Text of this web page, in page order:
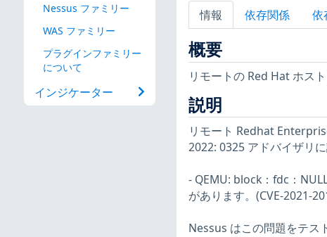
Nessus ファミリー
WAS ファミリー
プラグインファミリー
について
インジケーター
情報 依存関係 依
概要
リモートの Red Hat ホス
説明
リモート Redhat
2022: 0325 アドバイザリ
- QEMU: block：fdc：
があります。(CVE-2021-
Nessus はこの問題をテス